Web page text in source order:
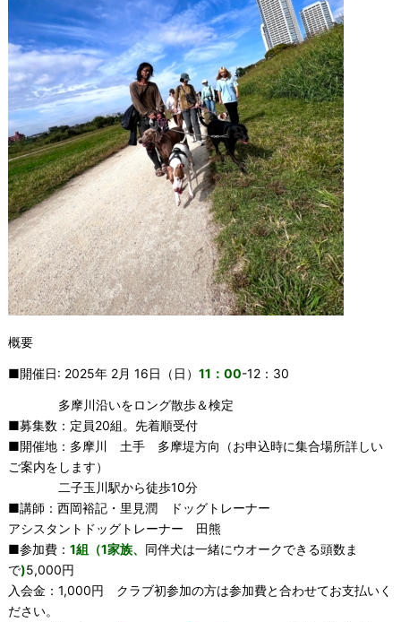
概要
■開催日: 2025年 2月 16日（日） 11：00-12：30
多摩川沿いをロング散歩＆検定
■募集数：定員20組。先着順受付
■開催地：多摩川 土手 多摩堤方向（お申込時に集合場所詳しい
ご案内をします）
二子玉川駅から徒歩10分
■講師：西岡裕記・里見潤 ドッグトレーナー
アシスタントドッグトレーナー 田熊
■参加費： 1組（1家族、 同伴犬は一緒にウオークできる頭数ま
で)5,000円
入会金：1,000円 クラブ初参加の方は参加費と合わせてお支払いく
ださい。